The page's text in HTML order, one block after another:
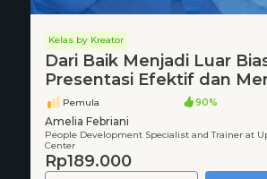
Kelas by Kreator
Dari Baik Menjadi Luar
Presentasi Efektif dan
Pemula 90%
Amelia Febriani
People Development Specialist and Trainer at
Center
Rp189.000